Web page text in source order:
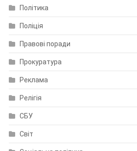
Політика
Поліція
Правові поради
Прокуратура
Реклама
Релігія
СБУ
Світ